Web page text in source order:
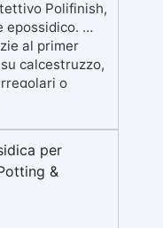
Polifinish,
✅
al primer
calcestruzzo,
o
Video
passaggi,
✅ Risultati
e con finitura